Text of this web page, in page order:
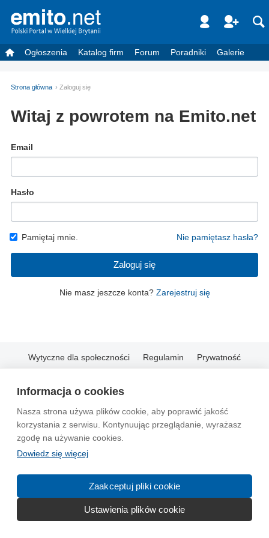
Informacja o cookies
Nasza strona używa plików cookie, aby poprawić jakość
korzystania z serwisu. Kontynuując przeglądanie, wyrażasz
zgodę na używanie cookies.
Dowiedz się więcej
Zaakceptuj pliki cookie
Ustawienia plików cookie
Ogłoszenia Katalog firm Forum Poradniki Galerie
Strona główna Zaloguj się
Witaj z powrotem na Emito.net
Email
Hasło
Pamiętaj mnie. Nie pamiętasz hasła?
Zaloguj się
Nie masz jeszcze konta? Zarejestruj się
Wytyczne dla społeczności Regulamin Prywatność
© 2004-2026 Emito.net